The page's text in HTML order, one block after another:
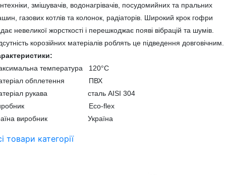
змішувачів, водонагрівачів, посудомийних та пральних
газових котлів та колонок, радіаторів. Широкий крок гофри
невеликої жорсткості і перешкоджає появі вібрацій та шумів.
корозійних матеріалів роблять це підведення довговічним.
температура 120°С
обплетення ПВХ
рукава сталь AISI 304
Eco-flex
виробник Україна
товари категорії